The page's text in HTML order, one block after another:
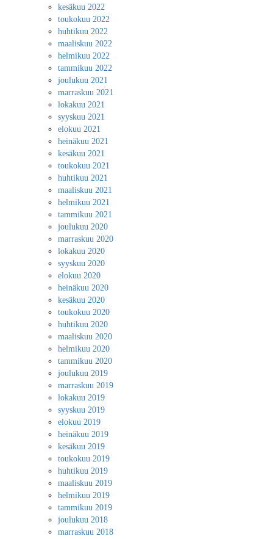
kesäkuu 2022
toukokuu 2022
huhtikuu 2022
maaliskuu 2022
helmikuu 2022
tammikuu 2022
joulukuu 2021
marraskuu 2021
lokakuu 2021
syyskuu 2021
elokuu 2021
heinäkuu 2021
kesäkuu 2021
toukokuu 2021
huhtikuu 2021
maaliskuu 2021
helmikuu 2021
tammikuu 2021
joulukuu 2020
marraskuu 2020
lokakuu 2020
syyskuu 2020
elokuu 2020
heinäkuu 2020
kesäkuu 2020
toukokuu 2020
huhtikuu 2020
maaliskuu 2020
helmikuu 2020
tammikuu 2020
joulukuu 2019
marraskuu 2019
lokakuu 2019
syyskuu 2019
elokuu 2019
heinäkuu 2019
kesäkuu 2019
toukokuu 2019
huhtikuu 2019
maaliskuu 2019
helmikuu 2019
tammikuu 2019
joulukuu 2018
marraskuu 2018